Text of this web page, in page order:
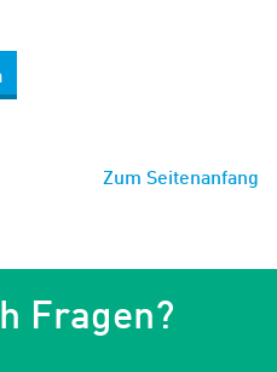
Zum Seitenanfang
Fragen?